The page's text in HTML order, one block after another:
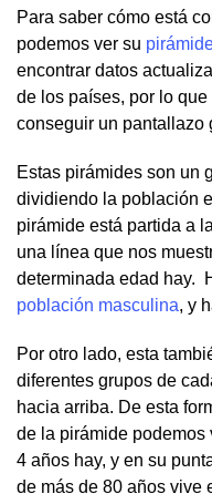
Para saber cómo está
podemos ver su
encontrar datos
de los países, por lo
conseguir un pantallazo
Estas pirámides son un
dividiendo la población
pirámide está partida a
una línea que nos
determinada edad hay.
población masculina, y
Por otro lado, esta
diferentes grupos de
hacia arriba. De esta
de la pirámide podemos
4 años hay, y en su
de más de 80 años vive